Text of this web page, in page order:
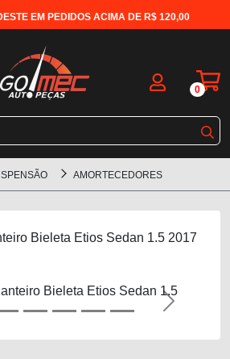
EM PEDIDOS ACIMA DE R$ 120,00
0
AMORTECEDORES
Bieleta Etios Sedan 1.5 2017
Next